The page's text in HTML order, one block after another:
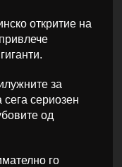
откритие на
за
сериозен
од
го